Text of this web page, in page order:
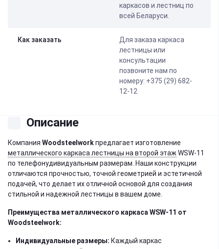
каркасов и лестниц по
всей Беларуси.
Как заказать
Для заказа каркаса
лестницы или
консультации
позвоните нам по
номеру: +375 (29) 682-
12-12
Описание
Компания Woodsteelworkпредлагает изготовление
металлического каркаса лестницы на второй этажWSW-11
по телефонудивидуальным размерам. Наши конструкции
отличаются прочностью, точной геометрией и эстетичной
подачей, что делает их отличной основой для создания
стильной и надежной лестницы в вашем доме.
Преимущества металлического каркасаWSW-11 от
Woodsteelwork:
Индивидуальные размеры: Каждый каркас